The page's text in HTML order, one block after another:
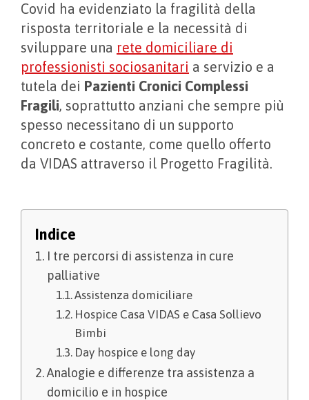
Covid ha evidenziato la fragilità della
risposta territoriale e la necessità di
sviluppare una rete domiciliare di
professionisti sociosanitari a servizio e a
tutela dei Pazienti Cronici Complessi
Fragili, soprattutto anziani che sempre più
spesso necessitano di un supporto
concreto e costante, come quello offerto
da VIDAS attraverso il Progetto Fragilità.
Indice
I tre percorsi di assistenza in cure
palliative
Assistenza domiciliare
Hospice Casa VIDAS e Casa Sollievo
Bimbi
Day hospice e long day
Analogie e differenze tra assistenza a
domicilio e in hospice